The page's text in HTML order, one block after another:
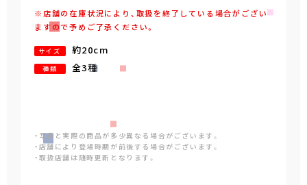
※店舗の在庫状況により、取扱を終了している場合がござい
ますので予めご了承ください。
サイズ 約20cm
種類 全3種
・写真と実際の商品が多少異なる場合がございます。
・店舗により登場時期が前後する場合がございます。
・取扱店舗は随時更新となります。